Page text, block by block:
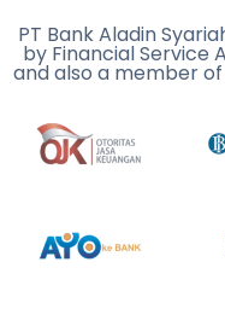
PT Bank Aladin
by Financial Service
and also a member